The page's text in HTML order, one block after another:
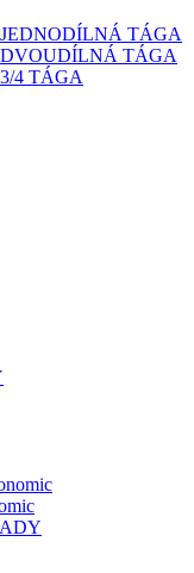
TÁGA
TÁGA
4 TÁGA